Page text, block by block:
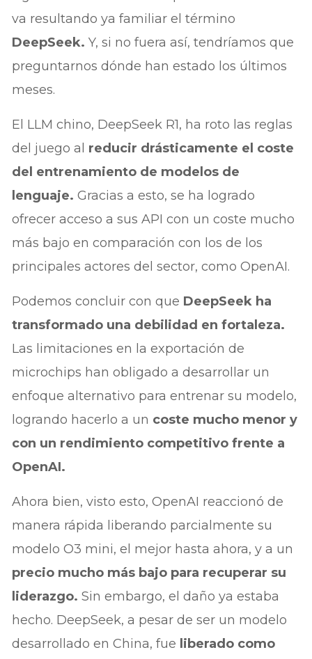
va resultando ya familiar el término
DeepSeek. Y, si no fuera así, tendríamos que
preguntarnos dónde han estado los últimos
meses.
El LLM chino, DeepSeek R1, ha roto las reglas
del juego al reducir drásticamente el coste
del entrenamiento de modelos de
lenguaje.Gracias a esto, se ha logrado
ofrecer acceso a sus API con un coste mucho
más bajo en comparación con los de los
principales actores del sector, como OpenAI.
Podemos concluir con que DeepSeek ha
transformado una debilidad en fortaleza.
Las limitaciones en la exportación de
microchips han obligado a desarrollar un
enfoque alternativo para entrenar su modelo,
logrando hacerlo a un coste mucho menor y
con un rendimiento competitivo frente a
OpenAI.
Ahora bien, visto esto, OpenAI reaccionó de
manera rápida liberando parcialmente su
modelo O3 mini, el mejor hasta ahora, y a un
precio mucho más bajo para recuperar su
liderazgo.Sin embargo, el daño ya estaba
hecho. DeepSeek, a pesar de ser un modelo
desarrollado en China, fue liberado como